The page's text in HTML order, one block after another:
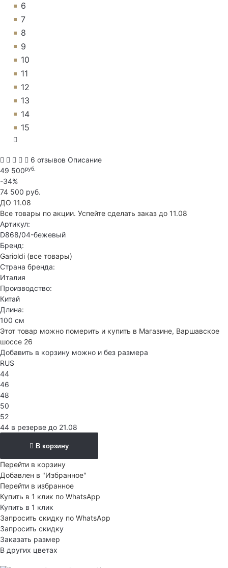
6
7
8
9
10
11
12
13
14
15
6 отзывов Описание
49 500руб.
-34%
74 500 руб.
ДО 11.08
Все товары по акции. Успейте сделать заказ до 11.08
Артикул:
D868/04-бежевый
Бренд:
Garioldi (все товары)
Страна бренда:
Италия
Производство:
Китай
Длина:
100 см
Этот товар можно померить и купить в Магазине, Варшавское
шоссе 26
Добавить в корзину можно и без размера
RUS
44
46
48
50
52
44 в резерве до 21.08
В корзину
Перейти в корзину
Добавлен в "Избранное"
Перейти в избранное
Купить в 1 клик по WhatsApp
Купить в 1 клик
Запросить скидку по WhatsApp
Запросить скидку
Заказать размер
В других цветах